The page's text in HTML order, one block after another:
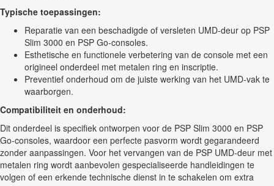
Typische toepassingen:
Reparatie van een beschadigde of versleten UMD-deur op PSP
Slim 3000 en PSP Go-consoles.
Esthetische en functionele verbetering van de console met een
origineel onderdeel met metalen ring en inscriptie.
Preventief onderhoud om de juiste werking van het UMD-vak te
waarborgen.
Compatibiliteit en onderhoud:
Dit onderdeel is specifiek ontworpen voor de PSP Slim 3000 en PSP
Go-consoles, waardoor een perfecte pasvorm wordt gegarandeerd
zonder aanpassingen. Voor het vervangen van de PSP UMD-deur met
metalen ring wordt aanbevolen gespecialiseerde handleidingen te
volgen of een erkende technische dienst in te schakelen om extra